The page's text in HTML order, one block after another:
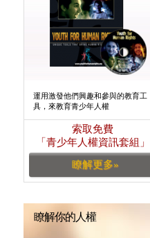
運用激發他們興趣和參與的教育工
具，來教育青少年人權
索取免費
「青少年人權資訊套組」
瞭解更多»
瞭解你的人權